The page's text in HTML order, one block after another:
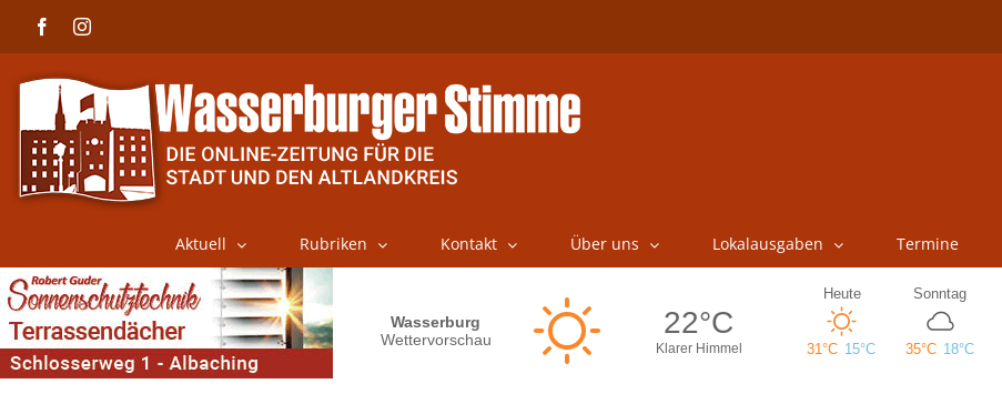
FacebookInstagram
Aktuell Rubriken Kontakt Über uns Lokalausgaben Termine